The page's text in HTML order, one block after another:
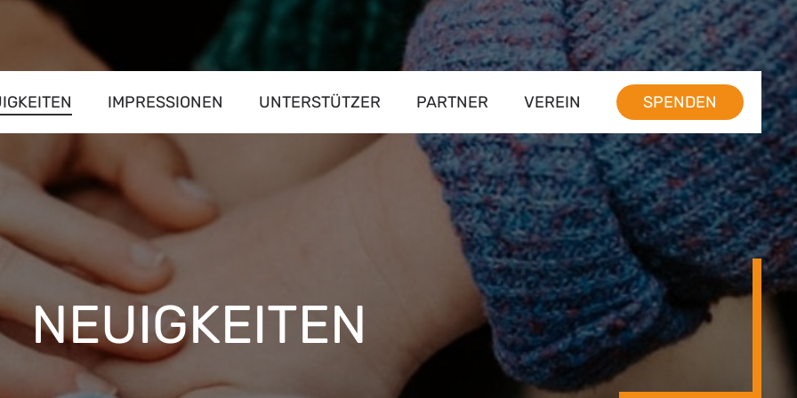
IMPRESSIONEN UNTERSTÜTZER PARTNER VEREIN SPENDEN
NEUIGKEITEN